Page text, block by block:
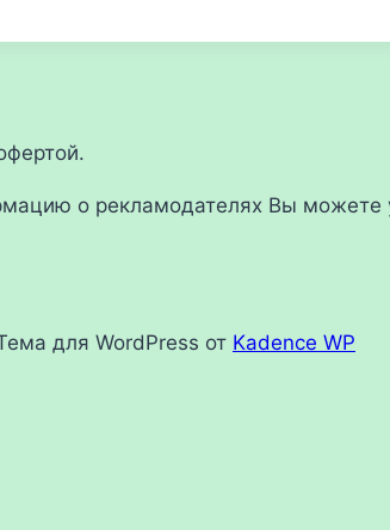
о рекламодателях Вы можете
для WordPress от Kadence WP